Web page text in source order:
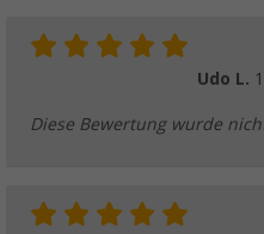
Udo L.
Diese Bewertung wurde